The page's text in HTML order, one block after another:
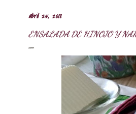
abril 25, 2018
ENSALADA DE HINOJO Y